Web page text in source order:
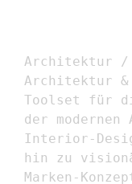
Architektur /
Architektur
Toolset für
der modernen
Interior-
hin zu
Marken-